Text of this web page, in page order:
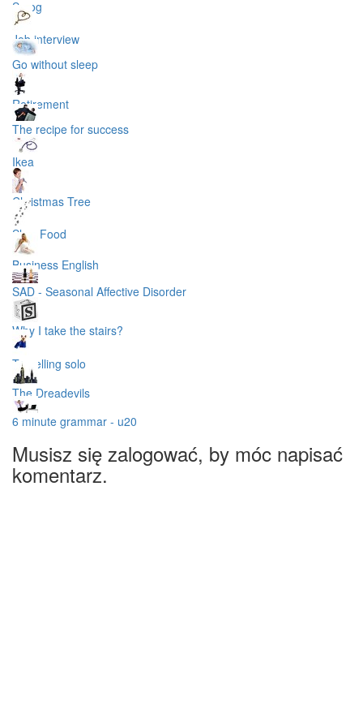
Smog
Job interview
Go without sleep
Retirement
The recipe for success
Ikea
Christmas Tree
Slow Food
Business English
SAD - Seasonal Affective Disorder
Why I take the stairs?
Travelling solo
The Dreadevils
6 minute grammar - u20
Musisz się zalogować, by móc napisać
komentarz.